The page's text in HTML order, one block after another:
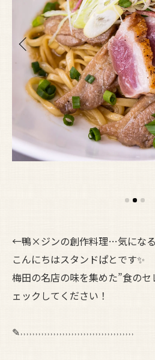
←鴨×ジンの創作料理…気になる
こんにちはスタンドぱとです✨
梅田の名店の味を集めた”食の
ェックしてください！
✎˒˒˒˒˒˒˒˒˒˒˒˒˒˒˒˒˒˒˒˒˒˒˒˒˒˒˒˒˒˒˒˒˒˒˒˒˒˒